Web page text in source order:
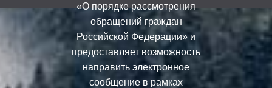
«О порядке рассмотрения
обращений граждан
Российской Федерации» и
предоставляет возможность
направить электронное
сообщение в рамках